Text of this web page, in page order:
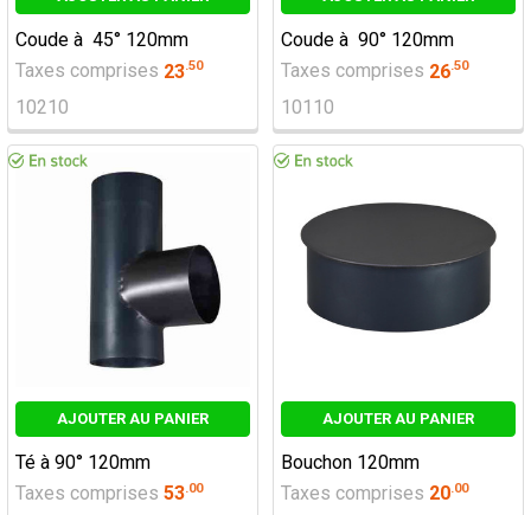
Coude à 45° 120mm
Taxes comprises 23.50
10210
Coude à 90° 120mm
Taxes comprises 26.50
10110
AJOUTER AU PANIER
Té à 90° 120mm
Taxes comprises 53.00
AJOUTER AU PANIER
Bouchon 120mm
Taxes comprises 20.00